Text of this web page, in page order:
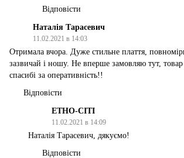
Відповісти
Наталія Тарасевич
11.02.2021 в 14:03
Отримала вчора. Дуже стильне плаття,
зазвичай і ношу. Не вперше замовляю тут, товар
спасибі за оперативність!!
Відповісти
ЕТНО-СІТІ
11.02.2021 в 14:09
Наталія Тарасевич, дякуємо!
Відповісти